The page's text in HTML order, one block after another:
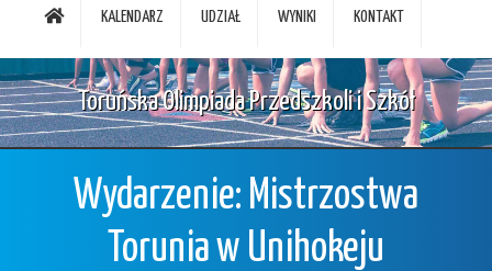
KALENDARZ UDZIAŁ WYNIKI KONTAKT
Toruńska Olimpiada Przedszkoli i Szkół
Wydarzenie: Mistrzostwa
Torunia w Unihokeju